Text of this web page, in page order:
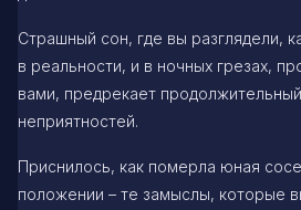
Страшный сон, где вы разглядели,
в реальности, и в ночных грезах,
вами, предрекает
неприятностей.
Приснилось, как померла юная
положении – те замыслы, которые